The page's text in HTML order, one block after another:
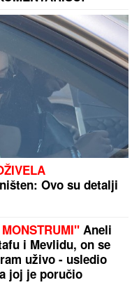
u diskoteke: Šok
tenisera